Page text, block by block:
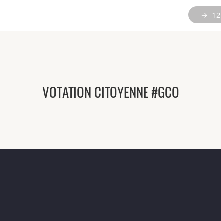
→ 12
VOTATION CITOYENNE #GCO